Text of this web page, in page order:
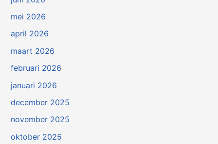
mei 2026
april 2026
maart 2026
februari 2026
januari 2026
december 2025
november 2025
oktober 2025